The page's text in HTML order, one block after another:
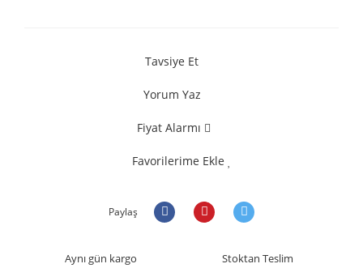
Tavsiye Et
Yorum Yaz
Fiyat Alarmı
Favorilerime Ekle
Paylaş
Aynı gün kargo Stoktan Teslim